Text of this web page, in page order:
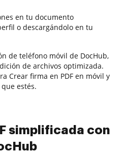
en tu documento
o descargándolo en tu
de teléfono móvil de DocHub,
de archivos optimizada.
Crear firma en PDF en móvil y
estés.
simplificada con